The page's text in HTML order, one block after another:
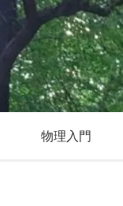
物理入門